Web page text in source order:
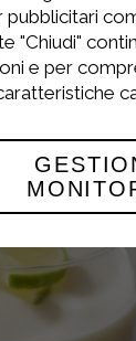
"Chiudi"
e per